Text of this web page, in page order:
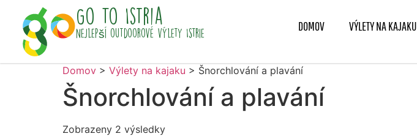
Go To Istria
Nejlepší outdoorové výlety Istrie DOMOV VÝLETY NA KAJAKU
Domov > Výlety na kajaku > Šnorchlování a plavání
Šnorchlování a plavání
Zobrazeny 2 výsledky